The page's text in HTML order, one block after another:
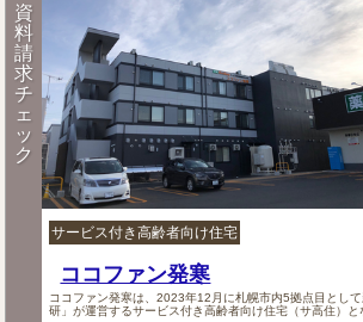
資
料
請
求
チ
ェ
ッ
ク
サービス付き高齢者向け住宅
ココファン発寒
ココファン発寒は、2023年12月に札幌市内5拠点目とし
研」が運営するサービス付き高齢者向け住宅（サ高住）と